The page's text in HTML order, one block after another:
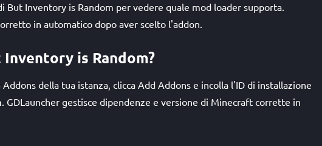
But Inventory is Random per vedere quale mod loader supporta.
in automatico dopo aver scelto l'addon.
is Random?
Addons della tua istanza, clicca Add Addons e incolla l'ID di installazione
GDLauncher gestisce dipendenze e versione di Minecraft corrette in